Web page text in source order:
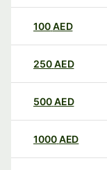
100AED
250AED
500AED
1000AED